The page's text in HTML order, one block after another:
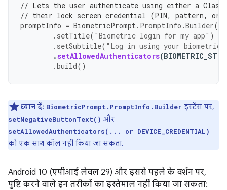
// Lets the user authenticate using either a
// their lock screen credential (PIN, pattern, or
promptInfo = BiometricPrompt. PromptInfo .Builder()
. setTitle( "Biometric login for my app" )
. setSubtitle( "Log in using your biometric
.setAllowedAuthenticators(
.build()
ध्यान दें: BiometricPrompt.PromptInfo.Builder इंस्टेंस पर,
setNegativeButtonText() और
setAllowedAuthenticators(... or DEVICE_CREDENTIAL)
को एक साथ कॉल नहीं किया जा सकता.
Android 10 (एपीआई लेवल 29) और इससे पहले के वर्शन पर,
पुष्टि करने वाले इन तरीकों का इस्तेमाल नहीं किया जा सकता: